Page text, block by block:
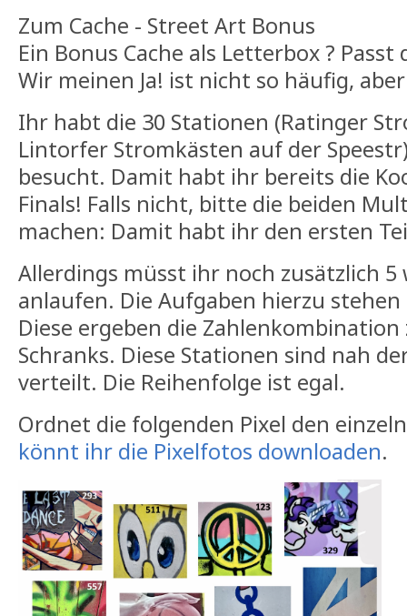
Zum Cache - Street Art Bonus
Ein Bonus Cache als Letterbox ? Passt
Wir meinen Ja! ist nicht so häufig,
Ihr habt die 30 Stationen (Ratinger
Lintorfer Stromkästen auf der
besucht. Damit habt ihr bereits die
Finals! Falls nicht, bitte die beiden
machen: Damit habt ihr den ersten
Allerdings müsst ihr noch zusätzlich
anlaufen. Die Aufgaben hierzu
Diese ergeben die
Schranks. Diese Stationen sind nah
verteilt. Die Reihenfolge ist egal.
Ordnet die folgenden Pixel den
könnt ihr die Pixelfotos downloaden.